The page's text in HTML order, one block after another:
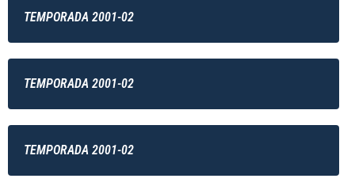
TEMPORADA 2001-02
TEMPORADA 2001-02
TEMPORADA 2001-02